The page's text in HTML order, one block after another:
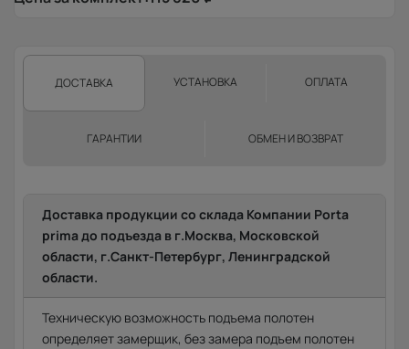
ДОСТАВКА УСТАНОВКА ОПЛАТА
ГАРАНТИИ ОБМЕН И ВОЗВРАТ
Доставка продукции со склада Компании Porta
prima до подъезда в г.Москва, Московской
области, г.Санкт-Петербург, Ленинградской
области.
Техническую возможность подъема полотен
определяет замерщик, без замера подъем полотен